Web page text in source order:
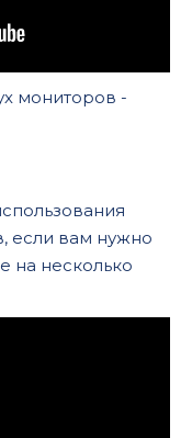
мониторов -
если вам нужно
на несколько